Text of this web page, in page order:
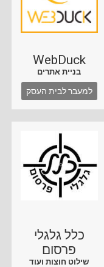
WebDuck
בניית אתרים
למעבר לבית העסק
כלל גלגלי
פרסום
שילוט חוצות ועוד